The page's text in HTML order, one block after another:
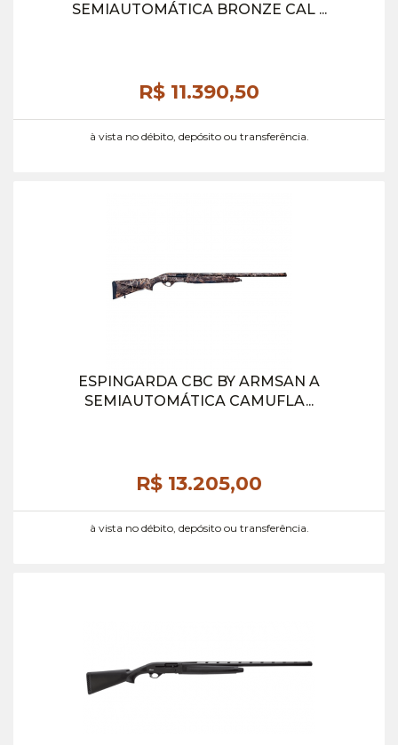
SEMIAUTOMÁTICA BRONZE CAL ...
R$ 11.390,50
à vista no débito, depósito ou transferência.
ESPINGARDA CBC BY ARMSAN A
SEMIAUTOMÁTICA CAMUFLA...
R$ 13.205,00
à vista no débito, depósito ou transferência.